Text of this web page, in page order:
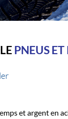
PNEUS ET
et argent en